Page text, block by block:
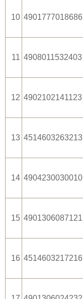
10 4901777018686
11 4908011532403
12 4902102141123
13 4514603263213
14 4904230030010
15 4901306087121
16 4514603217216